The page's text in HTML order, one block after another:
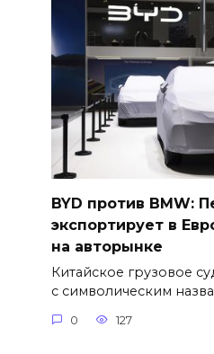
BYD против BMW:
экспортирует в
на авторынке
Китайское грузовое
с символическим
0 127